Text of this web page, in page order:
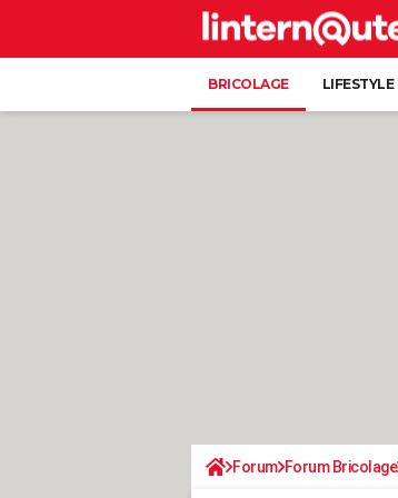
BRICOLAGE LIFESTYLE
Forum Forum Bricolage